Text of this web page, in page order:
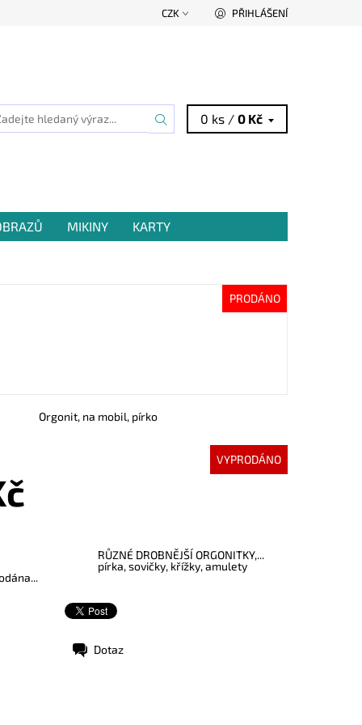
CZK PŘIHLÁŠENÍ
0 ks /0 Kč
MIKINY
KARTY
PRODÁNO
Orgonit, na mobil, pírko
VYPRODÁNO
RŮZNÉ DROBNĚJŠÍ ORGONITKY,...
pírka, sovičky, křížky, amulety
Dotaz